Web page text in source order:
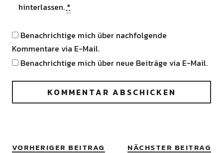
hinterlassen. *
Benachrichtige mich über nachfolgende
Kommentare via E-Mail.
Benachrichtige mich über neue Beiträge via E-Mail.
VORHERIGER BEITRAG NÄCHSTER BEITRAG